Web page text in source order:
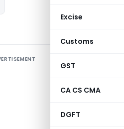
Excise
Customs
GST
CA CS CMA
DGFT